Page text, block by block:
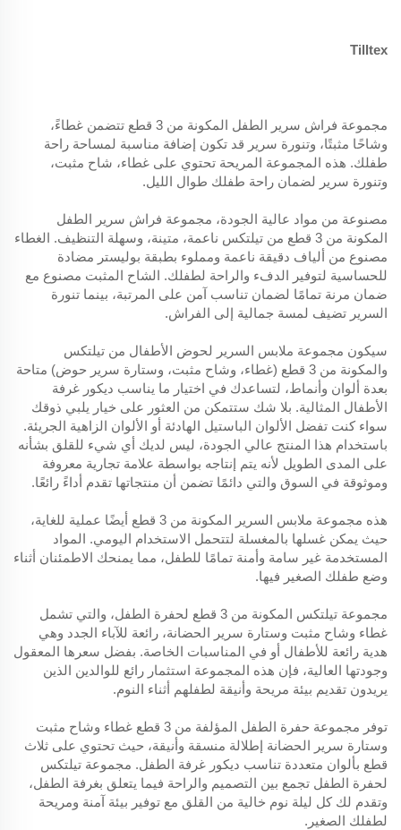
Tilltex
مجموعة فراش سرير الطفل المكونة من 3 قطع تتضمن غطاءً،
وشاحًا مثبتًا، وتنورة سرير قد تكون إضافة مناسبة لمساحة راحة
طفلك. هذه المجموعة المريحة تحتوي على غطاء، شاح مثبت،
وتنورة سرير لضمان راحة طفلك طوال الليل.
مصنوعة من مواد عالية الجودة، مجموعة فراش سرير الطفل
المكونة من 3 قطع من تيلتكس ناعمة، متينة، وسهلة التنظيف. الغطاء
مصنوع من ألياف دقيقة ناعمة ومملوء بطبقة بوليستر مضادة
للحساسية لتوفير الدفء والراحة لطفلك. الشاح المثبت مصنوع مع
ضمان مرنة تمامًا لضمان تناسب آمن على المرتبة، بينما تنورة
السرير تضيف لمسة جمالية إلى الفراش.
سيكون مجموعة ملابس السرير لحوض الأطفال من تيلتكس
والمكونة من 3 قطع (غطاء، وشاح مثبت، وستارة سرير حوض) متاحة
بعدة ألوان وأنماط، لتساعدك في اختيار ما يناسب ديكور غرفة
الأطفال المثالية. بلا شك ستتمكن من العثور على خيار يلبي ذوقك
سواء كنت تفضل الألوان الباستيل الهادئة أو الألوان الزاهية الجريئة.
باستخدام هذا المنتج عالي الجودة، ليس لديك أي شيء للقلق بشأنه
على المدى الطويل لأنه يتم إنتاجه بواسطة علامة تجارية معروفة
وموثوقة في السوق والتي دائمًا تضمن أن منتجاتها تقدم أداءً رائعًا.
هذه مجموعة ملابس السرير المكونة من 3 قطع أيضًا عملية للغاية،
حيث يمكن غسلها بالمغسلة لتتحمل الاستخدام اليومي. المواد
المستخدمة غير سامة وأمنة تمامًا للطفل، مما يمنحك الاطمئنان أثناء
وضع طفلك الصغير فيها.
مجموعة تيلتكس المكونة من 3 قطع لحفرة الطفل، والتي تشمل
غطاء وشاح مثبت وستارة سرير الحضانة، رائعة للآباء الجدد وهي
هدية رائعة للأطفال أو في المناسبات الخاصة. بفضل سعرها المعقول
وجودتها العالية، فإن هذه المجموعة استثمار رائع للوالدين الذين
يريدون تقديم بيئة مريحة وأنيقة لطفلهم أثناء النوم.
توفر مجموعة حفرة الطفل المؤلفة من 3 قطع غطاء وشاح مثبت
وستارة سرير الحضانة إطلالة منسقة وأنيقة، حيث تحتوي على ثلاث
قطع بألوان متعددة تناسب ديكور غرفة الطفل. مجموعة تيلتكس
لحفرة الطفل تجمع بين التصميم والراحة فيما يتعلق بغرفة الطفل،
وتقدم لك كل ليلة نوم خالية من القلق مع توفير بيئة آمنة ومريحة
لطفلك الصغير.